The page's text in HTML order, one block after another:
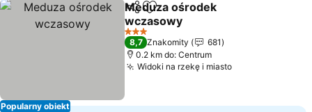
Popularny obiekt
Udostępnij
Dodaj do ulubionych
Meduza ośrodek
wczasowy
3 Kategoria
8,7 Znakomity
681
0.2 km do: Centrum
Widoki na rzekę i miasto